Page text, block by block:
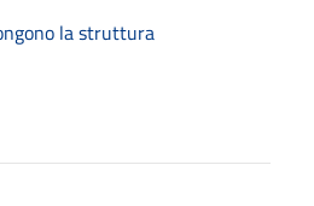
la struttura